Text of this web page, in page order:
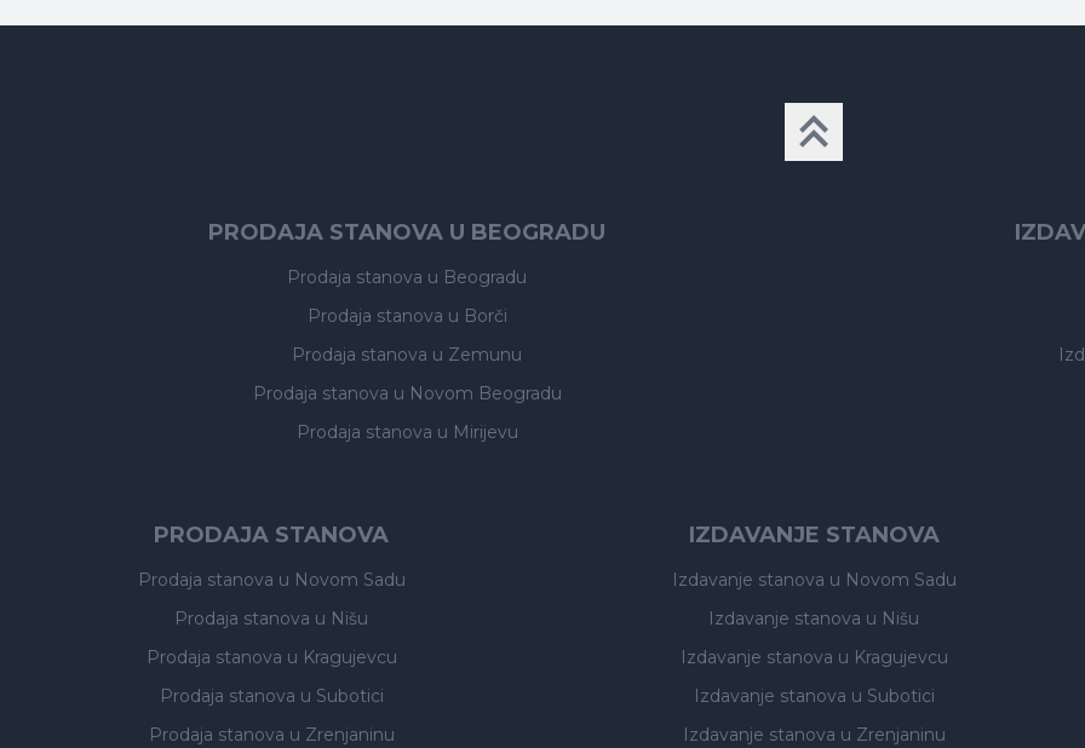
PRODAJA STANOVA U BEOGRADU
Prodaja stanova u Beogradu
Prodaja stanova u Borči
Prodaja stanova u Zemunu
Prodaja stanova u Novom Beogradu
Prodaja stanova u Mirijevu
PRODAJA STANOVA
Prodaja stanova u Novom Sadu
Prodaja stanova u Nišu
Prodaja stanova u Kragujevcu
Prodaja stanova u Subotici
Prodaja stanova u Zrenjaninu
IZDAVANJE STANOVA
Izdavanje stanova u Novom Sadu
Izdavanje stanova u Nišu
Izdavanje stanova u Kragujevcu
Izdavanje stanova u Subotici
Izdavanje stanova u Zrenjaninu